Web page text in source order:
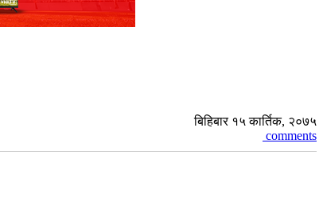
बिहिबार १५ कार्तिक, २०७५
comments